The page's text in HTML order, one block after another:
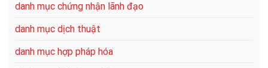
danh mục chứng nhận lãnh đạo
danh mục dịch thuật
danh mục hợp pháp hóa